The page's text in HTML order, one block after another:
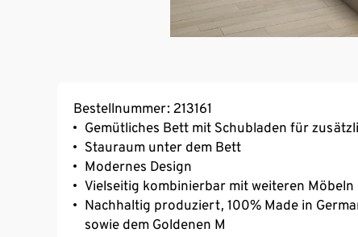
Bestellnummer: 213161
Gemütliches Bett mit Schubladen für
Stauraum unter dem Bett
Modernes Design
Vielseitig kombinierbar mit weiteren Möbeln
Nachhaltig produziert, 100% Made in
sowie dem Goldenen M